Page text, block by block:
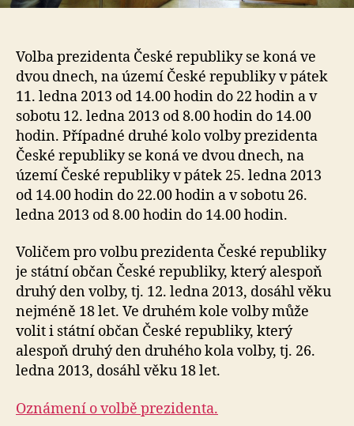
Volba prezidenta České republiky se koná ve
dvou dnech, na území České republiky v pátek
11. ledna 2013 od 14.00 hodin do 22 hodin a v
sobotu 12. ledna 2013 od 8.00 hodin do 14.00
hodin. Případné druhé kolo volby prezidenta
České republiky se koná ve dvou dnech, na
území České republiky v pátek 25. ledna 2013
od 14.00 hodin do 22.00 hodin a v sobotu 26.
ledna 2013 od 8.00 hodin do 14.00 hodin.
Voličem pro volbu prezidenta České republiky
je státní občan České republiky, který alespoň
druhý den volby, tj. 12. ledna 2013, dosáhl věku
nejméně 18 let. Ve druhém kole volby může
volit i státní občan České republiky, který
alespoň druhý den druhého kola volby, tj. 26.
ledna 2013, dosáhl věku 18 let.
Oznámení o volbě prezidenta.